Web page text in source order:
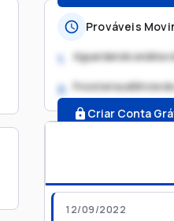
Prováveis
1. Aguardando análise
2. Possível audiência
Criar Conta
12/09/2022